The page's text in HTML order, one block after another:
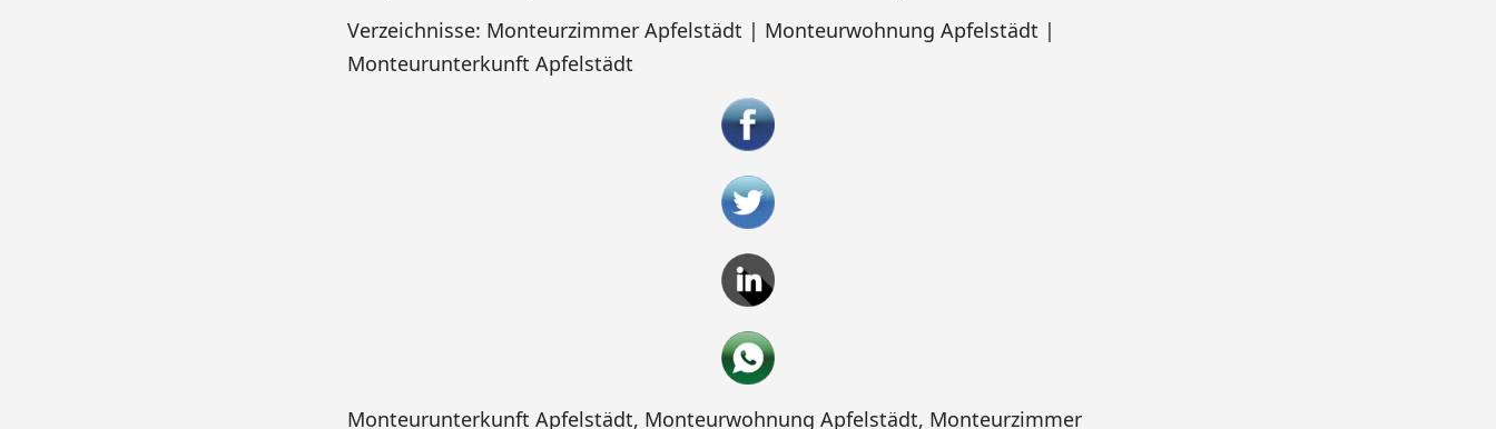
Verzeichnisse: Monteurzimmer Apfelstädt | Monteurwohnung Apfelstädt |
Monteurunterkunft Apfelstädt
Monteurunterkunft Apfelstädt, Monteurwohnung Apfelstädt, Monteurzimmer